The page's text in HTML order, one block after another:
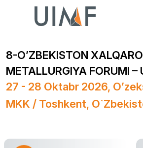
8-O’ZBEKISTON
METALLURGIYA FORUMI –
27 - 28 Oktabr 2026,
MKK / Toshkent,